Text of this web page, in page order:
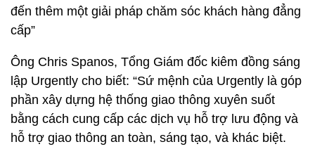
đến thêm một giải pháp chăm sóc khách hàng đẳng
cấp”
Ông Chris Spanos, Tổng Giám đốc kiêm đồng sáng
lập Urgently cho biết: “Sứ mệnh của Urgently là góp
phần xây dựng hệ thống giao thông xuyên suốt
bằng cách cung cấp các dịch vụ hỗ trợ lưu động và
hỗ trợ giao thông an toàn, sáng tạo, và khác biệt.